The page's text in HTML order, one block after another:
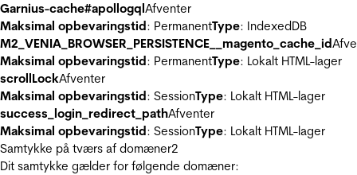
Garnius-cache#apollogqlAfventer
Maksimal opbevaringstid: PermanentType: IndexedDB
M2_VENIA_BROWSER_PERSISTENCE__magento_cache_id
Maksimal opbevaringstid: PermanentType: Lokalt HTML-lager
scrollLockAfventer
Maksimal opbevaringstid: SessionType: Lokalt HTML-lager
success_login_redirect_pathAfventer
Maksimal opbevaringstid: SessionType: Lokalt HTML-lager
Samtykke på tværs af domæner2
Dit samtykke gælder for følgende domæner: